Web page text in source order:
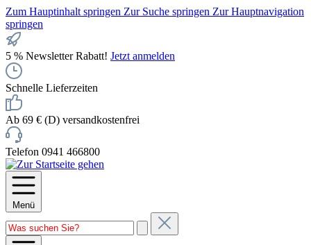
Zum Hauptinhalt springen Zur Suche springen Zur Hauptnavigation
springen
5 % Newsletter Rabatt! Jetzt anmelden
Schnelle Lieferzeiten
Ab 69 € (D) versandkostenfrei
Telefon 0941 466800
Menü